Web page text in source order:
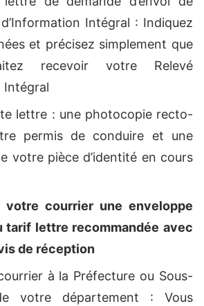
Intégral : Indiquez
et précisez simplement que
recevoir votre Relevé
Intégral
lettre : une photocopie recto-
permis de conduire et une
votre pièce d’identité en cours
votre courrier une enveloppe
tarif lettre recommandée avec
de réception
à la Préfecture ou Sous-
votre département : Vous